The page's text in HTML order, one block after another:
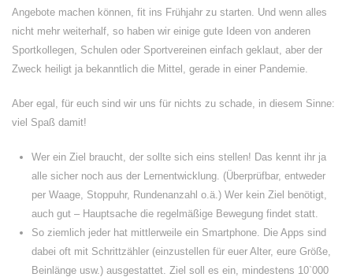
Angebote machen können, fit ins Frühjahr zu starten. Und wenn alles
nicht mehr weiterhalf, so haben wir einige gute Ideen von anderen
Sportkollegen, Schulen oder Sportvereinen einfach geklaut, aber der
Zweck heiligt ja bekanntlich die Mittel, gerade in einer Pandemie.
Aber egal, für euch sind wir uns für nichts zu schade, in diesem Sinne:
viel Spaß damit!
Wer ein Ziel braucht, der sollte sich eins stellen! Das kennt ihr ja
alle sicher noch aus der Lernentwicklung. (Überprüfbar, entweder
per Waage, Stoppuhr, Rundenanzahl o.ä.) Wer kein Ziel benötigt,
auch gut – Hauptsache die regelmäßige Bewegung findet statt.
So ziemlich jeder hat mittlerweile ein Smartphone. Die Apps sind
dabei oft mit Schrittzähler (einzustellen für euer Alter, eure Größe,
Beinlänge usw.) ausgestattet. Ziel soll es ein, mindestens 10`000